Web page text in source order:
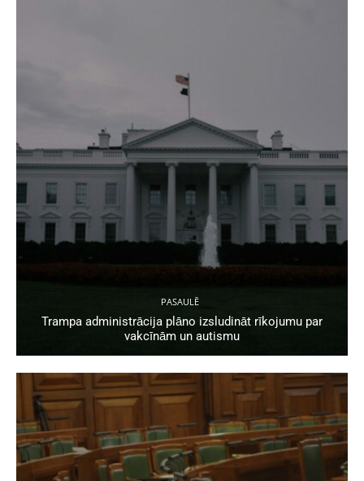
PASAULĒ
Trampa administrācija plāno izsludināt rīkojumu par
vakcīnām un autismu